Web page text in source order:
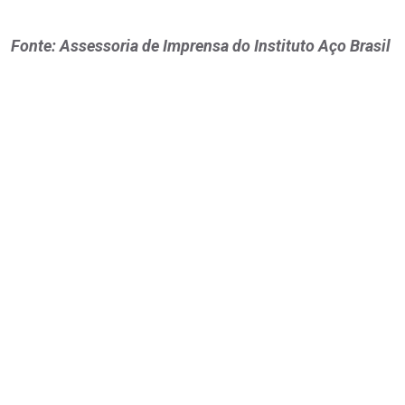
Fonte: Assessoria de Imprensa do Instituto Aço Brasil